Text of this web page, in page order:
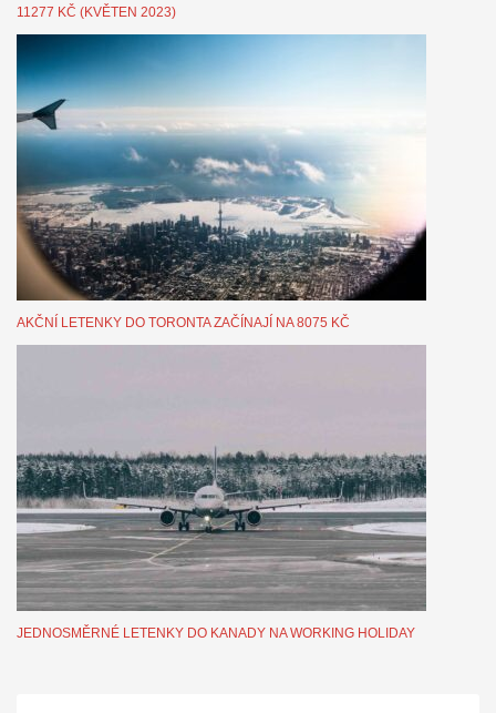
11277 KČ (KVĚTEN 2023)
AKČNÍ LETENKY DO TORONTA ZAČÍNAJÍ NA 8075 KČ
JEDNOSMĚRNÉ LETENKY DO KANADY NA WORKING HOLIDAY